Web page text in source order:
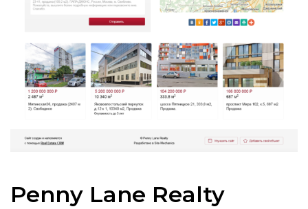
Penny Lane Realty